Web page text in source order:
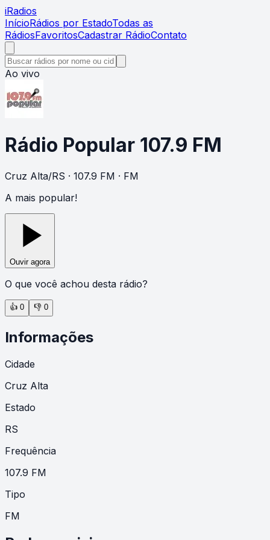
iRadios
InícioRádios por EstadoTodas as
RádiosFavoritosCadastrar RádioContato
Ao vivo
Rádio Popular 107.9 FM
Cruz Alta/RS · 107.9 FM · FM
A mais popular!
Ouvir agora
O que você achou desta rádio?
👍 0 👎 0
Informações
Cidade
Cruz Alta
Estado
RS
Frequência
107.9 FM
Tipo
FM